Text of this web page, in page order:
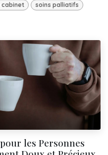
cabinet soins palliatifs
les Personnes